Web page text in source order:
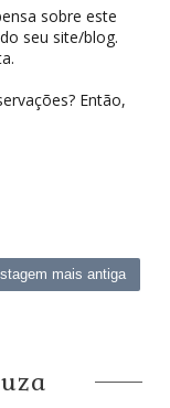
sobre este
seu site/blog.
Então,
mais antiga